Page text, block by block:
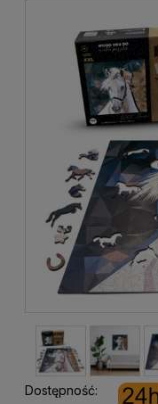
Dostępność: